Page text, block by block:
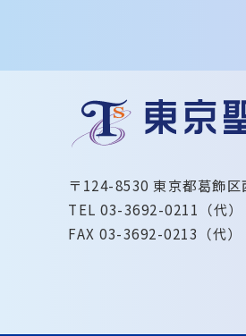
〒124-8530 東京都葛飾
TEL 03-3692-0211（代）
FAX 03-3692-0213（代）